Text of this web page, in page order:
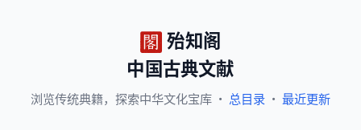
殆知阁
中国古典文献
浏览传统典籍， 探索中华文化宝库 · 总目录 · 最近更新